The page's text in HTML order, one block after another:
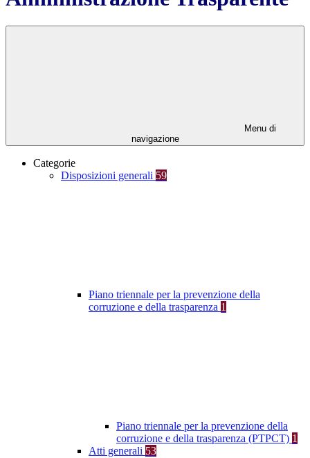
Menu di
navigazione
Categorie
Disposizioni generali 59
Piano triennale per la prevenzione della
corruzione e della trasparenza 1
Piano triennale per la prevenzione della
corruzione e della trasparenza (PTPCT) 1
Atti generali 53